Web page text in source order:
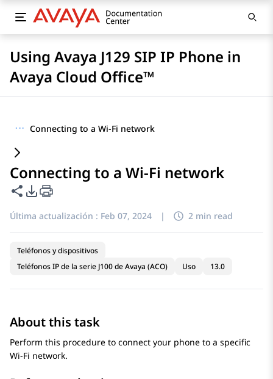
Using Avaya J129 SIP IP Phone in
Avaya Cloud Office™
··· Connecting to a Wi-Fi network
Connecting to a Wi-Fi network
Compartir esta página
Opciones de exportación de PDF
Última actualización : Feb 07, 2024 | 2 min read
Teléfonos y dispositivos
Teléfonos IP de la serie J100 de Avaya (ACO)
Uso 13.0
About this task
Perform this procedure to connect your phone to a specific
Wi-Fi network.